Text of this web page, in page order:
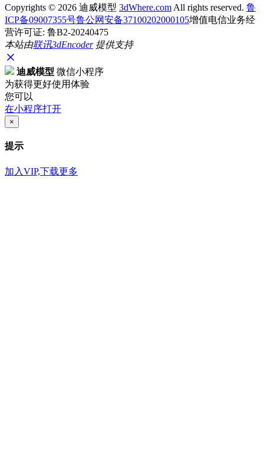
Copyrights © 2026 迪威模型 3dWhere.com All rights reserved. 鲁
ICP备09007355号鲁公网安备37100202000105增值电信业务经
营许可证: 鲁B2-20240475
本站由联讯3dEncoder提供支持
迪威模型 微信小程序
为获得更好使用体验
您可以
在小程序打开
×
提示
加入VIP,下载更多